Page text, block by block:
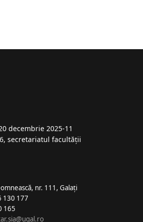
decembrie 2025-11
secretariatul facultății
nr. 111, Galați
130 177
165